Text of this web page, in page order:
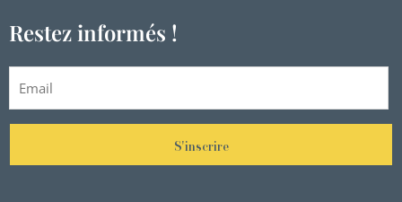
Restez informés !
S'inscrire